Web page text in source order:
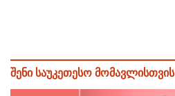
შენი საუკეთესო მომავლისთვის